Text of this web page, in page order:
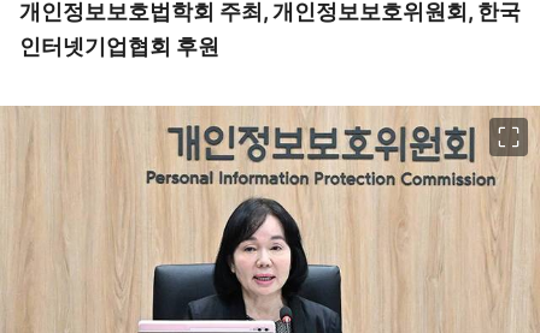
개인정보보호법학회 주최, 개인정보보호위원회, 한국
인터넷기업협회 후원